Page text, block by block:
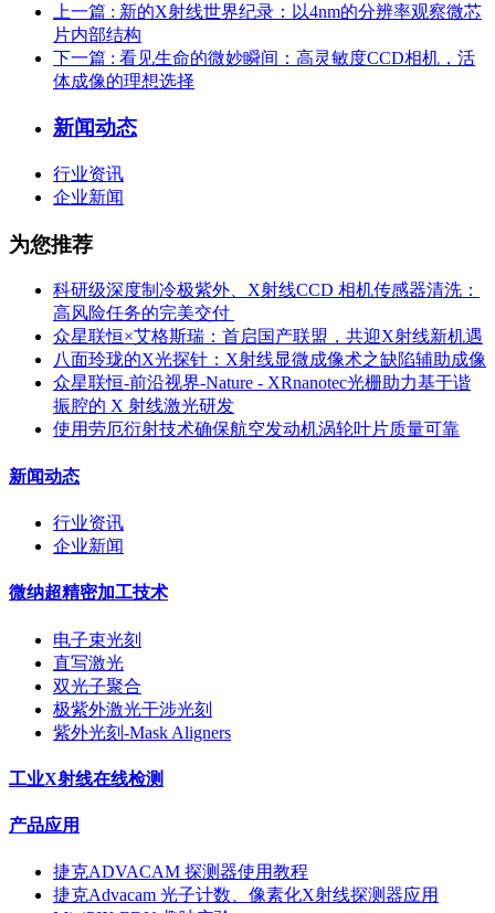
上一篇 : 新的X射线世界纪录：以4nm的分辨率观察微芯
片内部结构
下一篇 : 看见生命的微妙瞬间：高灵敏度CCD相机，活
体成像的理想选择
新闻动态
行业资讯
企业新闻
为您推荐
科研级深度制冷极紫外、X射线CCD 相机传感器清洗：
高风险任务的完美交付 ​
众星联恒×艾格斯瑞：首启国产联盟，共迎X射线新机遇
八面玲珑的X光探针：X射线显微成像术之缺陷辅助成像
众星联恒-前沿视界-Nature - XRnanotec光栅助力基于谐
振腔的 X 射线激光研发
使用劳厄衍射技术确保航空发动机涡轮叶片质量可靠
新闻动态
行业资讯
企业新闻
微纳超精密加工技术
电子束光刻
直写激光
双光子聚合
极紫外激光干涉光刻
紫外光刻-Mask Aligners
工业X射线在线检测
产品应用
捷克ADVACAM 探测器使用教程
捷克Advacam 光子计数、像素化X射线探测器应用